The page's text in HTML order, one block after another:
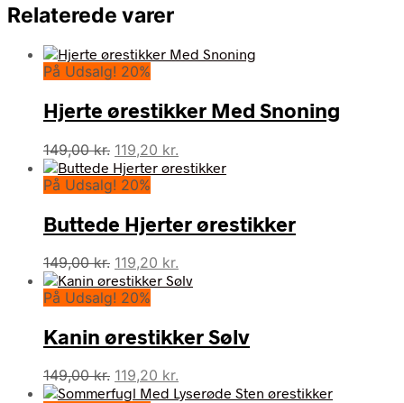
Relaterede varer
På Udsalg! 20%
Hjerte ørestikker Med Snoning
149,00kr. Den
oprindelige
pris
149,00 kr..
119,20 kr.
aktuelle
119,20 kr..
På Udsalg! 20%
Buttede Hjerter ørestikker
149,00kr. Den
oprindelige
pris
149,00 kr..
119,20 kr.
aktuelle
119,20 kr..
På Udsalg! 20%
Kanin ørestikker Sølv
149,00kr. Den
oprindelige
119,20 kr.
aktuelle